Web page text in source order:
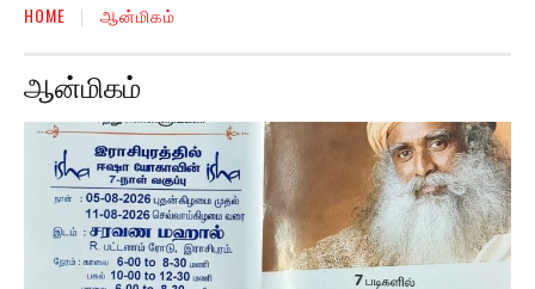
HOME ஆன்மிகம்
ஆன்மிகம்